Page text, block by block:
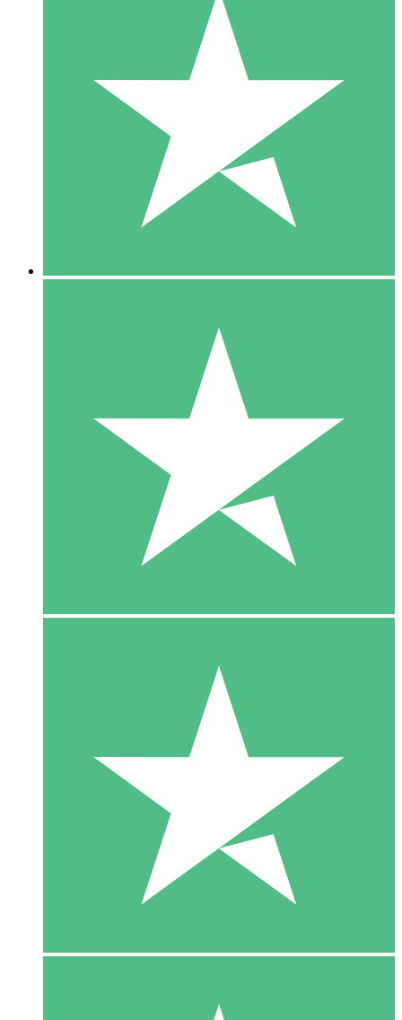
Individuella Kreditpaket
Betala per användning med nedladdningskrediter. Inget
1 Nedladdningar
10 00
10 Nedladdningar
20 00